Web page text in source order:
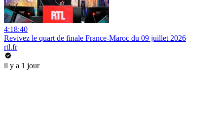
4:18:40
Revivez le quart de finale France-Maroc du 09 juillet 2026
rtl.fr
il y a 1 jour